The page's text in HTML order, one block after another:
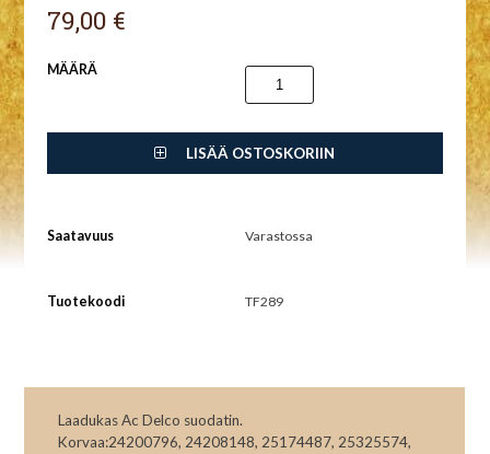
79,00 €
MÄÄRÄ
LISÄÄ OSTOSKORIIN
Saatavuus Varastossa
Tuotekoodi TF289
Laadukas Ac Delco suodatin.
Korvaa:24200796, 24208148, 25174487, 25325574,